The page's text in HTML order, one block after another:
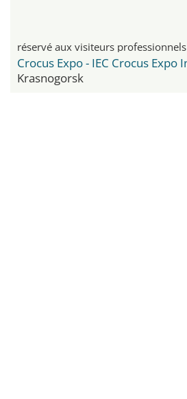
réservé aux visiteurs professionnels
Krasnogorsk